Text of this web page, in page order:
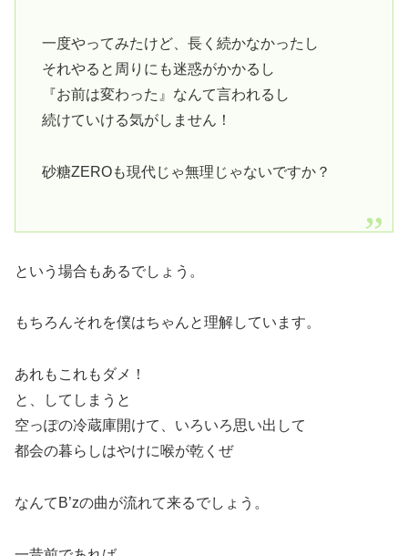
一度やってみたけど、長く続かなかったし
それやると周りにも迷惑がかかるし
『お前は変わった』なんて言われるし
続けていける気がしません！
砂糖ZEROも現代じゃ無理じゃないですか？
という場合もあるでしょう。
もちろんそれを僕はちゃんと理解しています。
あれもこれもダメ！
と、してしまうと
空っぽの冷蔵庫開けて、いろいろ思い出して
都会の暮らしはやけに喉が乾くぜ
なんてB’zの曲が流れて来るでしょう。